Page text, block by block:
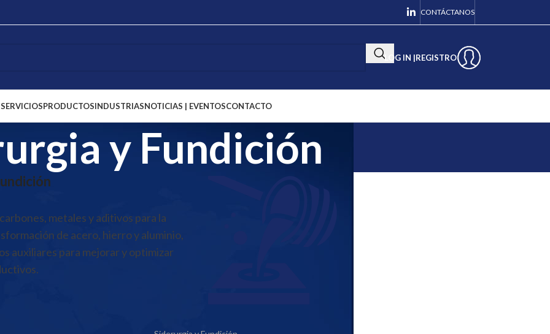
CONTÁCTANOS
LOG IN |REGISTRO
SERVICIOSPRODUCTOSINDUSTRIASNOTICIAS | EVENTOSCONTACTO
y Fundición
metales y aditivos para la
de acero, hierro y aluminio,
auxiliares para mejorar y optimizar